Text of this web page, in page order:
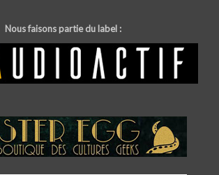
Nous faisons partie du label :